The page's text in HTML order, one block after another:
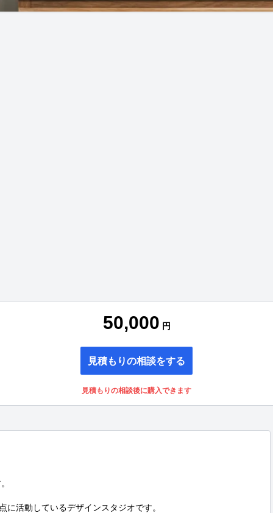
50,000 円
見積もりの相談をする
見積もりの相談後に購入できます
に活動しているデザインスタジオです。